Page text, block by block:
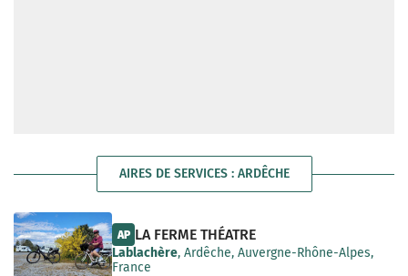
AIRES DE SERVICES : ARDÊCHE
AP LA FERME THÉATRE
Lablachère, Ardêche, Auvergne-Rhône-Alpes,
France